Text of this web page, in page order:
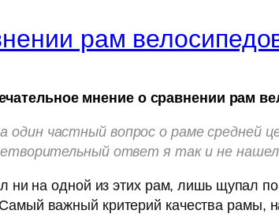
рам
мнение о сравнении рам
частный вопрос о раме средней
ответ я так и не
ни на одной из этих рам, лишь
важный критерий качества рамы,